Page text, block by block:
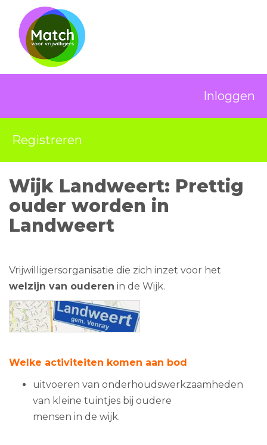
Inloggen
Registreren
Wijk Landweert: Prettig
ouder worden in
Landweert
Vrijwilligersorganisatie die zich inzet voor het
welzijn van ouderen in de Wijk.
Welke activiteiten komen aan bod
uitvoeren van onderhoudswerkzaamheden
van kleine tuintjes bij oudere
mensen in de wijk.